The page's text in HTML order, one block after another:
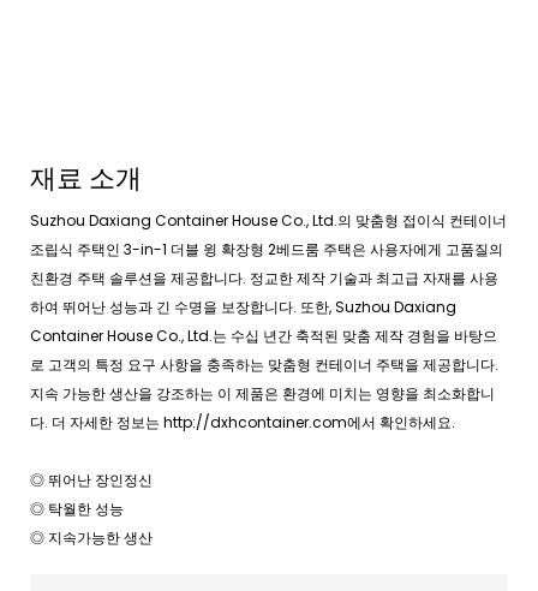
재료 소개
Suzhou Daxiang Container House Co., Ltd.의 맞춤형 접이식 컨테이너
조립식 주택인 3-in-1 더블 윙 확장형 2베드룸 주택은 사용자에게 고품질의
친환경 주택 솔루션을 제공합니다. 정교한 제작 기술과 최고급 자재를 사용
하여 뛰어난 성능과 긴 수명을 보장합니다. 또한, Suzhou Daxiang
Container House Co., Ltd.는 수십 년간 축적된 맞춤 제작 경험을 바탕으
로 고객의 특정 요구 사항을 충족하는 맞춤형 컨테이너 주택을 제공합니다.
지속 가능한 생산을 강조하는 이 제품은 환경에 미치는 영향을 최소화합니
다. 더 자세한 정보는 http://dxhcontainer.com에서 확인하세요.
◎ 뛰어난 장인정신
◎ 탁월한 성능
◎ 지속가능한 생산